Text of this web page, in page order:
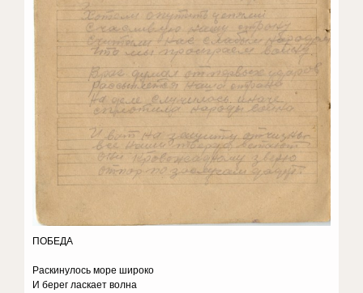
ПОБЕДА
Раскинулось море широко
И берег ласкает волна